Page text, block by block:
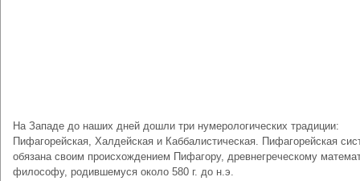
На Западе до наших дней дошли три нумерологических традиции:
Пифагорейская, Халдейская и Каббалистическая. Пифагорейская
обязана своим происхождением Пифагору, древнегреческому
философу, родившемуся около 580 г. до н.э.